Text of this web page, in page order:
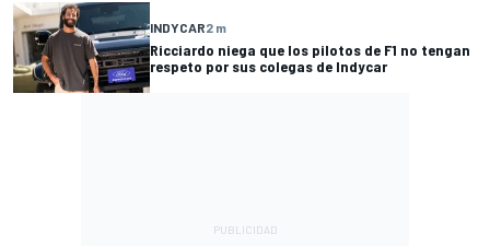
INDYCAR2 m
Ricciardo niega que los pilotos de F1 no tengan
respeto por sus colegas de Indycar